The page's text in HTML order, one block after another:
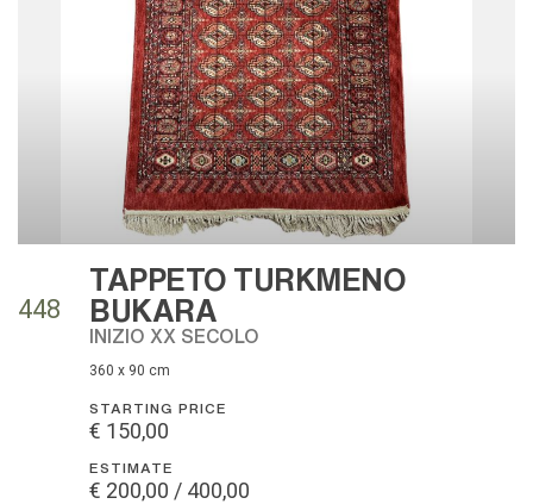
448
TAPPETO TURKMENO
BUKARA
INIZIO XX SECOLO
360 x 90 cm
STARTING PRICE
€ 150,00
ESTIMATE
€ 200,00 / 400,00